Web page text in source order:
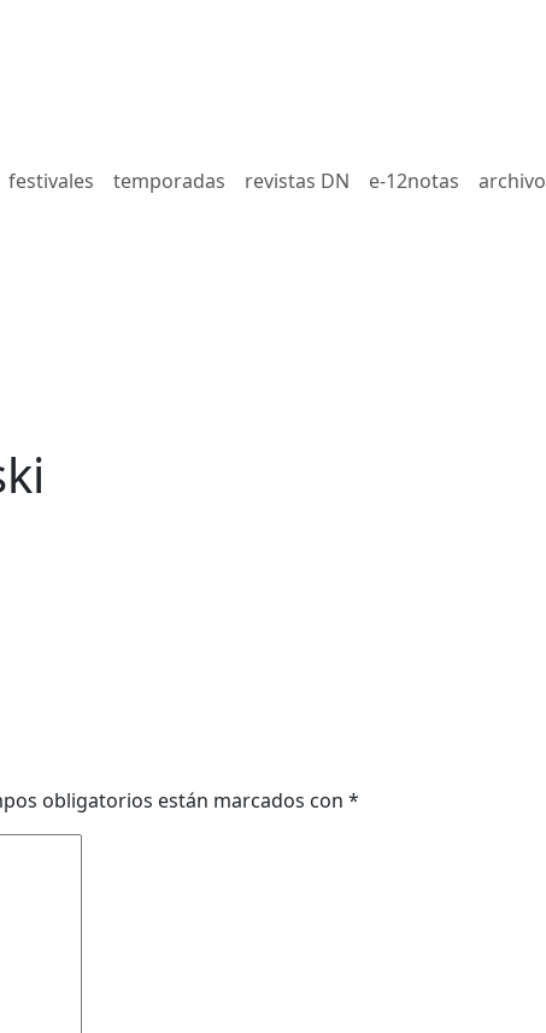
festivales temporadas revistas DN e-12notas archivo
obligatorios están marcados con *